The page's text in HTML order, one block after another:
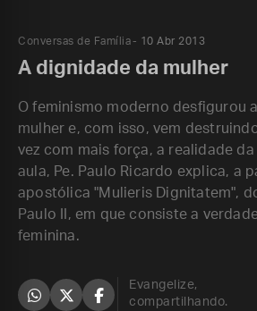
Conversas de Família 10 Abr 2013
A dignidade da mulher
O feminismo moderno desfigurou
mulher e, com isso, vem
vez com mais força, a realidade
aula, Pe. Paulo Ricardo explica, a
apostólica "Mulieris Dignitatem",
Paulo II, em que consiste a
feminina.
Evangelize,
compartilhando.